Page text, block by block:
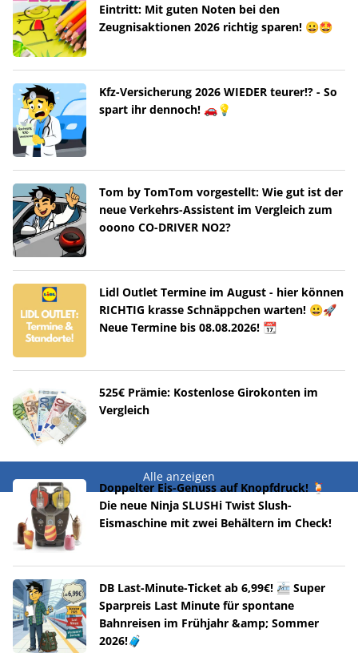
Eintritt: Mit guten Noten bei den
Zeugnisaktionen 2026 richtig sparen! 😀🤩
Kfz-Versicherung 2026 WIEDER teurer!? - So
spart ihr dennoch! 🚗💡
Tom by TomTom vorgestellt: Wie gut ist der
neue Verkehrs-Assistent im Vergleich zum
ooono CO-DRIVER NO2?
Lidl Outlet Termine im August - hier können
RICHTIG krasse Schnäppchen warten! 😀🚀
Neue Termine bis 08.08.2026! 📆
525€ Prämie: Kostenlose Girokonten im
Vergleich
Alle anzeigen
Doppelter Eis-Genuss auf Knopfdruck! 🍹
Die neue Ninja SLUSHi Twist Slush-
Eismaschine mit zwei Behältern im Check!
DB Last-Minute-Ticket ab 6,99€! 🚈 Super
Sparpreis Last Minute für spontane
Bahnreisen im Frühjahr &amp; Sommer
2026!🧳